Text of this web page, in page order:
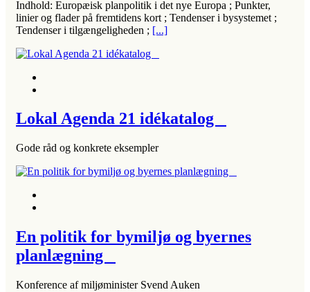
Indhold: Europæisk planpolitik i det nye Europa ; Punkter,
linier og flader på fremtidens kort ; Tendenser i bysystemet ;
Tendenser i tilgængeligheden ; [...]
Lokal Agenda 21 idékatalog
Gode råd og konkrete eksempler
En politik for bymiljø og byernes
planlægning
Konference af miljøminister Svend Auken